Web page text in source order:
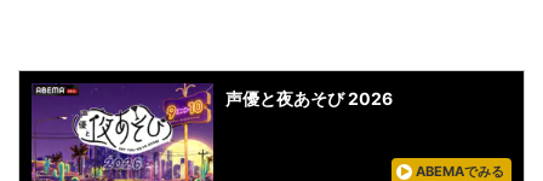
声優と夜あそび 2026
ABEMAでみる